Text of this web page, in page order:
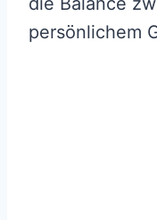
persönlichem